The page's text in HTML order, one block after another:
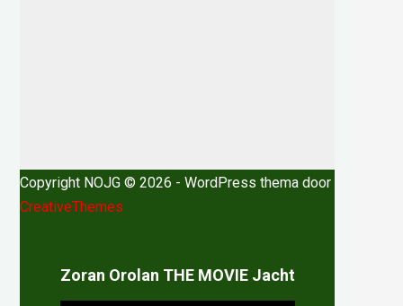
Copyright NOJG © 2026 - WordPress thema door
CreativeThemes
Zoran Orolan THE MOVIE Jacht